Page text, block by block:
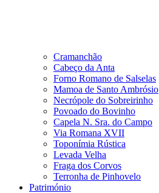
Cramanchão
Cabeço da Anta
Forno Romano de Salselas
Mamoa de Santo Ambrósio
Necrópole do Sobreirinho
Povoado do Bovinho
Capela N. Sra. do Campo
Via Romana XVII
Toponímia Rústica
Levada Velha
Fraga dos Corvos
Terronha de Pinhovelo
Património